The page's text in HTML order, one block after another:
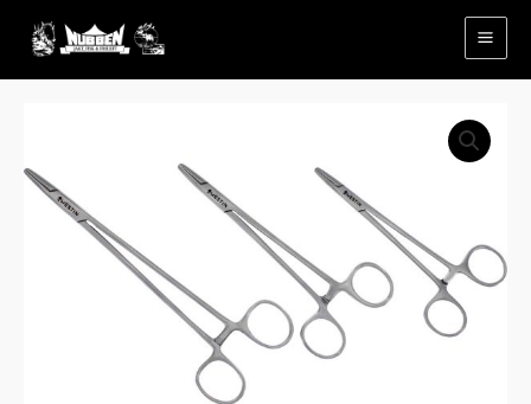
SS
Satin